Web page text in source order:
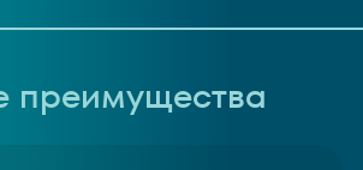
преимущества